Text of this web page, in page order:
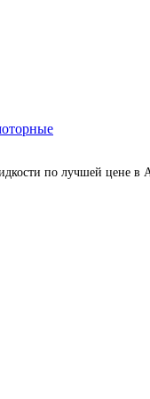
по лучшей цене в